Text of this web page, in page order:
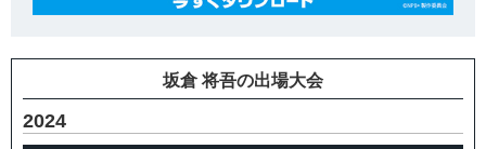
坂倉 将吾の出場大会
2024